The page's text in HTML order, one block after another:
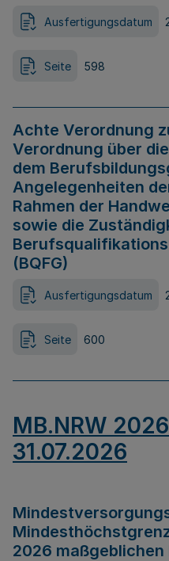
Ausfertigungsdatum
Seite 598
Achte Verordnung
Verordnung über
dem
Angelegenheiten
Rahmen der
sowie die
(BQFG)
Ausfertigungsdatum
Seite 600
MB.NRW
31.07.2026
2026 maßgeblichen